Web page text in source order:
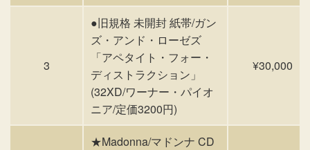
3
●旧規格 未開封 紙帯/ガン
ズ・アンド・ローゼズ
「アペタイト・フォー・
ディストラクション」
(32XD/ワーナー・パイオ
ニア/定価3200円)
¥30,000
★Madonna/マドンナ CD